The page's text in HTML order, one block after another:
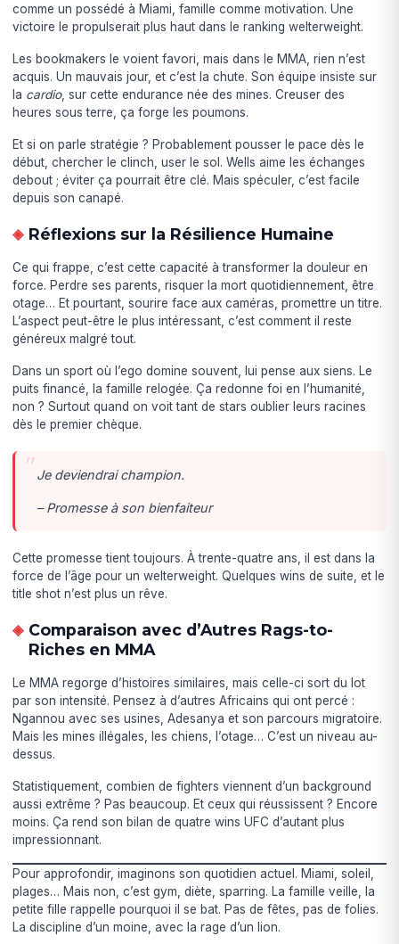
comme un possédé à Miami, famille comme motivation. Une
victoire le propulserait plus haut dans le ranking welterweight.
Les bookmakers le voient favori, mais dans le MMA, rien n’est
acquis. Un mauvais jour, et c’est la chute. Son équipe insiste sur
la cardio, sur cette endurance née des mines. Creuser des
heures sous terre, ça forge les poumons.
Et si on parle stratégie ? Probablement pousser le pace dès le
début, chercher le clinch, user le sol. Wells aime les échanges
debout ; éviter ça pourrait être clé. Mais spéculer, c’est facile
depuis son canapé.
Réflexions sur la Résilience Humaine
Ce qui frappe, c’est cette capacité à transformer la douleur en
force. Perdre ses parents, risquer la mort quotidiennement, être
otage… Et pourtant, sourire face aux caméras, promettre un titre.
L’aspect peut-être le plus intéressant, c’est comment il reste
généreux malgré tout.
Dans un sport où l’ego domine souvent, lui pense aux siens. Le
puits financé, la famille relogée. Ça redonne foi en l’humanité,
non ? Surtout quand on voit tant de stars oublier leurs racines
dès le premier chèque.
Je deviendrai champion.
– Promesse à son bienfaiteur
Cette promesse tient toujours. À trente-quatre ans, il est dans la
force de l’âge pour un welterweight. Quelques wins de suite, et le
title shot n’est plus un rêve.
Comparaison avec d’Autres Rags-to-
Riches en MMA
Le MMA regorge d’histoires similaires, mais celle-ci sort du lot
par son intensité. Pensez à d’autres Africains qui ont percé :
Ngannou avec ses usines, Adesanya et son parcours migratoire.
Mais les mines illégales, les chiens, l’otage… C’est un niveau au-
dessus.
Statistiquement, combien de fighters viennent d’un background
aussi extrême ? Pas beaucoup. Et ceux qui réussissent ? Encore
moins. Ça rend son bilan de quatre wins UFC d’autant plus
impressionnant.
Pour approfondir, imaginons son quotidien actuel. Miami, soleil,
plages… Mais non, c’est gym, diète, sparring. La famille veille, la
petite fille rappelle pourquoi il se bat. Pas de fêtes, pas de folies.
La discipline d’un moine, avec la rage d’un lion.